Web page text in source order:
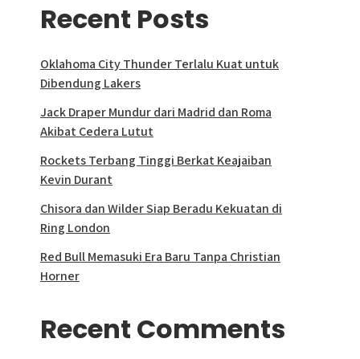
Recent Posts
Oklahoma City Thunder Terlalu Kuat untuk
Dibendung Lakers
Jack Draper Mundur dari Madrid dan Roma
Akibat Cedera Lutut
Rockets Terbang Tinggi Berkat Keajaiban
Kevin Durant
Chisora dan Wilder Siap Beradu Kekuatan di
Ring London
Red Bull Memasuki Era Baru Tanpa Christian
Horner
Recent Comments